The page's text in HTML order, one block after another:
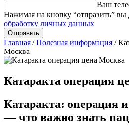
Ваш
Нажимая на кнопку “отправить” вы
обработку личных данных
Главная / Полезная информация /
Москва
Катаракта операция
Катаракта: операция
— что важно знать